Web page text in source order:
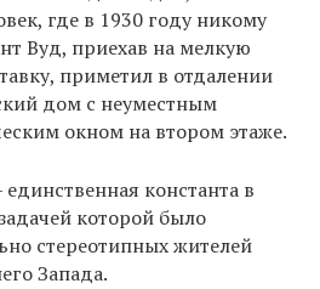
где в 1930 году никому
Вуд, приехав на мелкую
приметил в отдалении
дом с неуместным
окном на втором этаже.
константа в
которой было
стереотипных жителей
Запада.